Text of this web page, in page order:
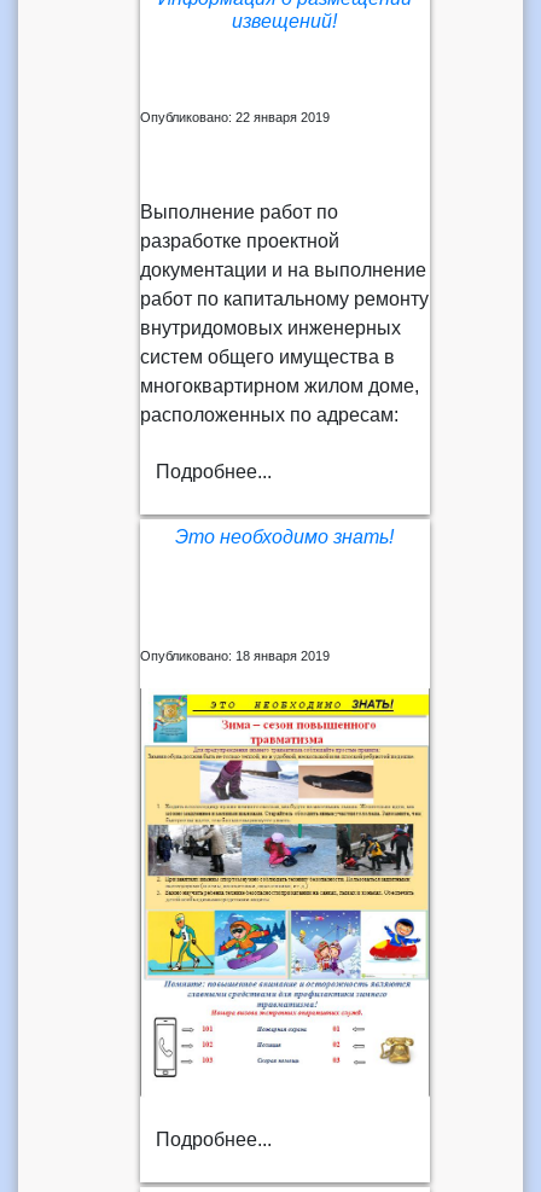
извещений!
Опубликовано: 22 января 2019
Выполнение работ по
разработке проектной
документации и на выполнение
работ по капитальному ремонту
внутридомовых инженерных
систем общего имущества в
многоквартирном жилом доме,
расположенных по адресам:
Подробнее...
Это необходимо знать!
Опубликовано: 18 января 2019
Подробнее...